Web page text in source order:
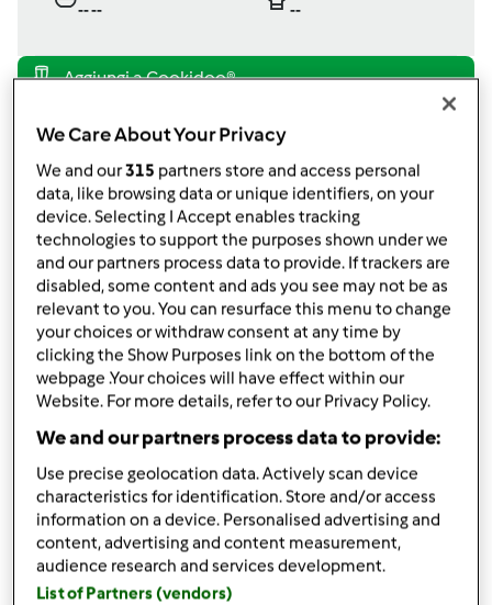
----
--
daOspite
published: 06-03-2010
Aggiungi alle mie raccolte
condividi la ricetta
Ingredienti
1scatoladi ananas,1 dose di crema bimby
fredda (senza cioccolato)
1scatoladi,pavesini
1 teglia di diametro 26 cm alta 7 cm circa.
500 gr di panna montata- vedi libro base
We Care About Your Privacy
We and our315 partners store and access personal
data, like browsing data or unique identifiers, on your
device. Selecting I Accept enables tracking
technologies to support the purposes shown under we
and our partners process data to provide. If trackers are
disabled, some content and ads you see may not be as
relevant to you. You can resurface this menu to change
your choices or withdraw consent at any time by
clicking the Show Purposes link on the bottom of the
webpage .Your choices will have effect within our
Website. For more details, refer to our Privacy Policy.
We and our partners process data to provide:
Use precise geolocation data. Actively scan device
characteristics for identification. Store and/or access
information on a device. Personalised advertising and
content, advertising and content measurement,
audience research and services development.
List of Partners (vendors)